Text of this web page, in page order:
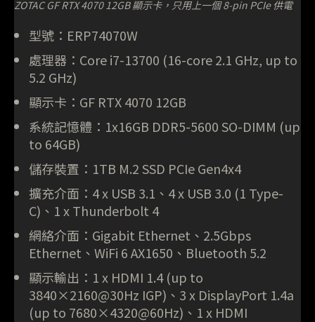
ZOTAC GF RTX 4070 12GB 顯示卡，只用上一個 8-pin PCIe 供電
型號：ERP74070W
處理器：Core i7-13700 (16-core 2.1 GHz, up to
5.2 GHz)
顯示卡：GF RTX 4070 12GB
系統記憶體：1x16GB DDR5-5600 SO-DIMM (up
to 64GB)
儲存裝置：1TB M.2 SSD PCIe Gen4x4
擴充介面：4 x USB 3.1、4 x USB 3.0 (1 Type-
C)、1 x Thunderbolt 4
網絡介面：Gigabit Ethernet、2.5Gbps
Ethernet、WiFi 6 AX1650、Bluetooth 5.2
顯示輸出：1 x HDMI 1.4 (up to
3840×2160@30Hz IGP)、3 x DisplayPort 1.4a
(up to 7680×4320@60Hz)、1 x HDMI